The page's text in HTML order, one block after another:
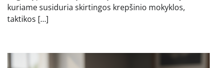
kuriame susiduria skirtingos krepšinio mokyklos,
taktikos […]